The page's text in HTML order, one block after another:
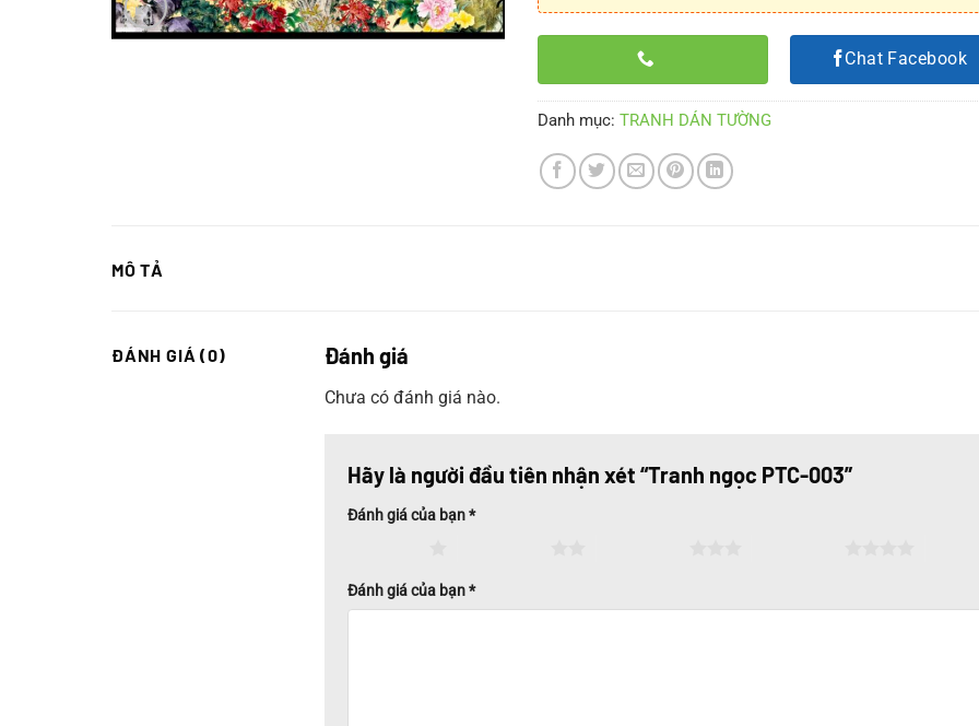
Chat Facebook
Danh mục: TRANH DÁN TƯỜNG
MÔ TẢ
ĐÁNH GIÁ (0) Đánh giá
Chưa có đánh giá nào.
Hãy là người đầu tiên nhận xét “Tranh ngọc PTC-003”
Đánh giá của bạn*
Đánh giá của bạn*